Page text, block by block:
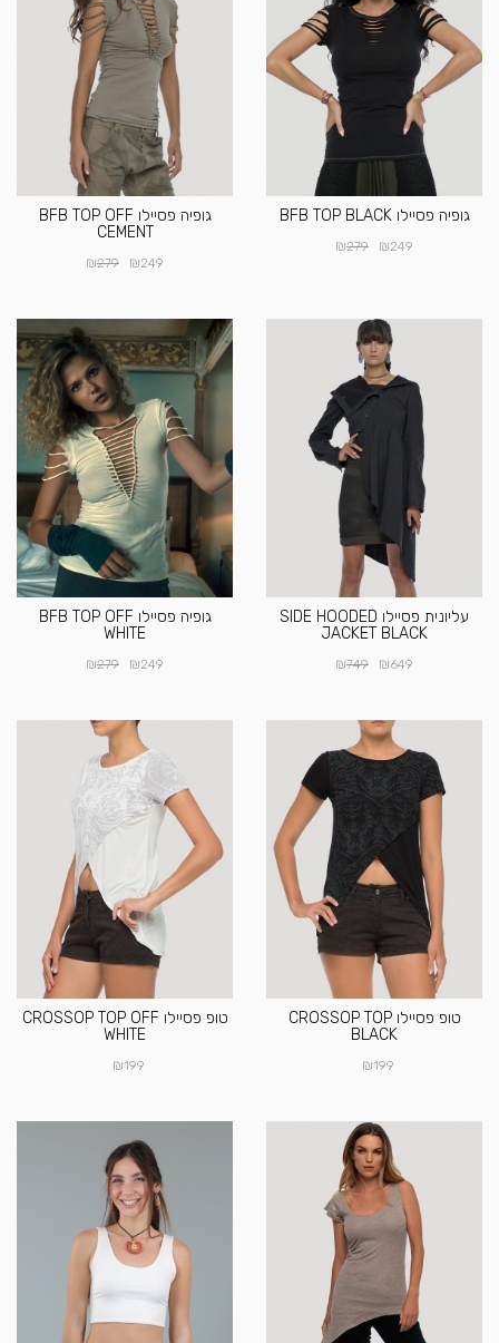
גופיה פסיילו BFB TOP BLACK
₪249
₪279
גופיה פסיילו BFB TOP OFF
CEMENT
₪249
₪279
עליונית פסיילו SIDE HOODED
JACKET BLACK
₪649
₪749
גופיה פסיילו BFB TOP OFF
WHITE
₪249
₪279
טופ פסיילו CROSSOP TOP
BLACK
₪199
טופ פסיילו CROSSOP TOP OFF
WHITE
₪199